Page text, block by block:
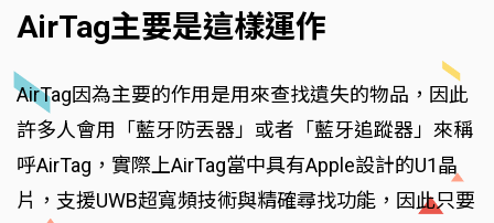
AirTag主要是這樣運作
AirTag因為主要的作用是用來查找遺失的物品，因此
許多人會用「藍牙防丟器」或者「藍牙追蹤器」來稱
呼AirTag，實際上AirTag當中具有Apple設計的U1晶
片，支援UWB超寬頻技術與精確尋找功能，因此只要